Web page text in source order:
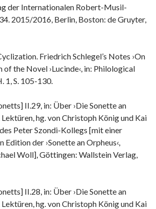
der Internationalen Robert-Musil-
2015/2016, Berlin, Boston: de Gruyter,
Friedrich Schlegel’s Notes ›On
of the Novel ›Lucinde‹, in: Philological
1, S. 105-130.
II.29, in: Über ›Die Sonette an
Lektüren, hg. von Christoph König und Kai
Peter Szondi-Kollegs [mit einer
der ›Sonette an Orpheus‹,
Woll], Göttingen: Wallstein Verlag,
II.28, in: Über ›Die Sonette an
Lektüren, hg. von Christoph König und Kai